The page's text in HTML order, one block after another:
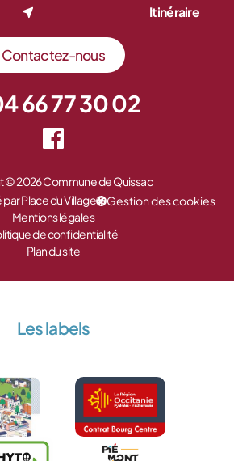
Itinéraire
Contactez-nous
66 77 30 02
© 2026 Commune de Quissac
Place du Village
Gestion des cookies
Mentions légales
de confidentialité
Plan du site
Les labels